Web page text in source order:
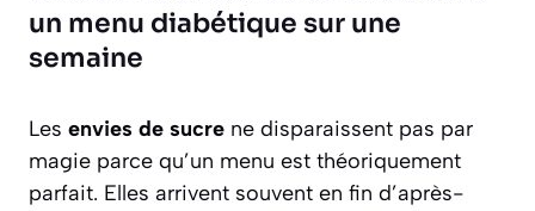
un menu diabétique sur une
semaine
Les envies de sucre ne disparaissent pas par
magie parce qu’un menu est théoriquement
parfait. Elles arrivent souvent en fin d’après-